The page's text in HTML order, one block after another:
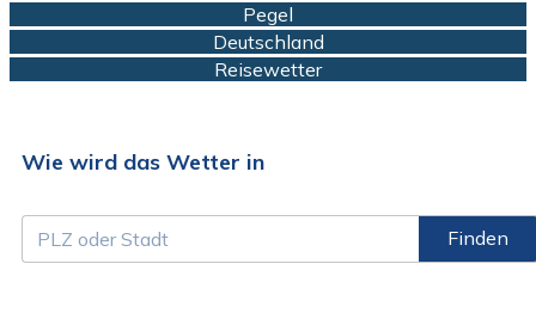
Pegel
Deutschland
Reisewetter
Wie wird das Wetter in
Finden